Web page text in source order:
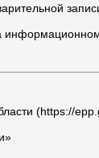
(https://